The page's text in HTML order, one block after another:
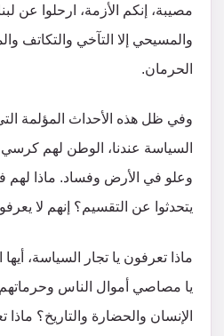
مصيبة، إنكم الأزمة، ارحلوا عن
والمسيحي إلا التآخي والتكاتف
الحرمان.
وفي ظل هذه الأحداث المؤلمة
السياسة عندنا، الوطن لهم
وعلو في الأرض وفساد. ماذا
يتحدثوا عن التقسيم؟ إنهم لا
ماذا تعرفون يا تجار السياسة،
يا مصاصي أموال الناس
الإنسان والحضارة والتاريخ؟ ماذا